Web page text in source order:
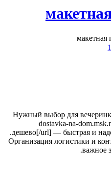
Нужный выбор для
dostavka-na-
дешево[/url] — быстрая и
Организация логистики и
важное